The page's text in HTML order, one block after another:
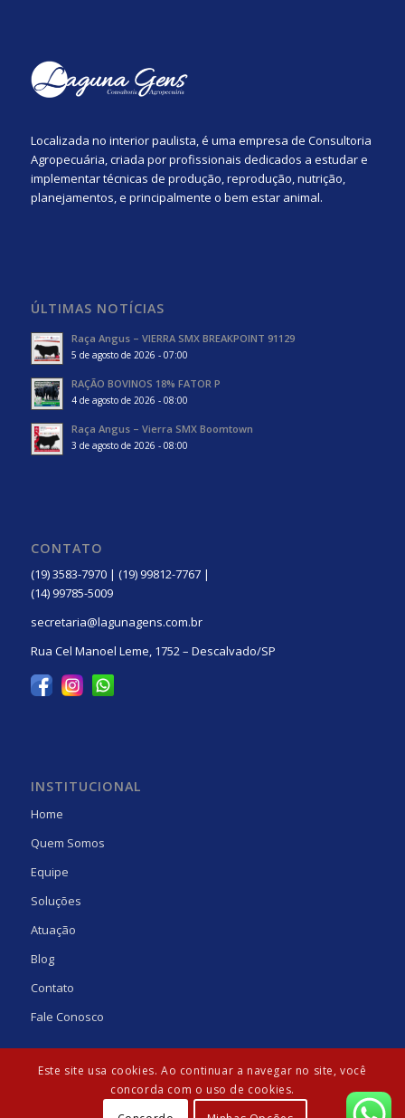
Localizada no interior paulista, é uma empresa de Consultoria
Agropecuária, criada por profissionais dedicados a estudar e
implementar técnicas de produção, reprodução, nutrição,
planejamentos, e principalmente o bem estar animal.
ÚLTIMAS NOTÍCIAS
Raça Angus – VIERRA SMX BREAKPOINT 91129
5 de agosto de 2026 - 07:00
RAÇÃO BOVINOS 18% FATOR P
4 de agosto de 2026 - 08:00
Raça Angus – Vierra SMX Boomtown
3 de agosto de 2026 - 08:00
CONTATO
(19) 3583-7970 | (19) 99812-7767 |
(14) 99785-5009
secretaria@lagunagens.com.br
Rua Cel Manoel Leme, 1752 – Descalvado/SP
INSTITUCIONAL
Home
Quem Somos
Equipe
Soluções
Atuação
Blog
Contato
Fale Conosco
Este site usa cookies. Ao continuar a navegar no site, você
concorda com o uso de cookies.